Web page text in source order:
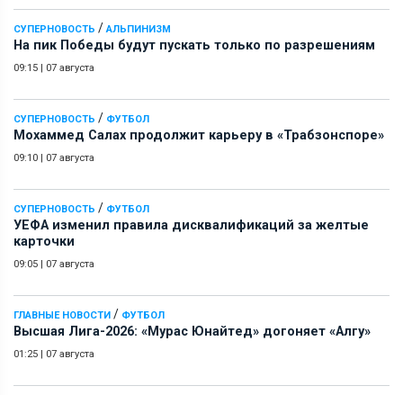
СУПЕРНОВОСТЬ / АЛЬПИНИЗМ
На пик Победы будут пускать только по разрешениям
09:15 | 07 августа
СУПЕРНОВОСТЬ / ФУТБОЛ
Мохаммед Салах продолжит карьеру в «Трабзонспоре»
09:10 | 07 августа
СУПЕРНОВОСТЬ / ФУТБОЛ
УЕФА изменил правила дисквалификаций за желтые
карточки
09:05 | 07 августа
ГЛАВНЫЕ НОВОСТИ / ФУТБОЛ
Высшая Лига-2026: «Мурас Юнайтед» догоняет «Алгу»
01:25 | 07 августа